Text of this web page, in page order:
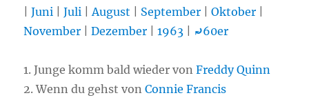
|Juni |Juli |August September |Oktober
November |Dezember |1963 ⤾60er
1. Junge komm bald wieder vonFreddy Quinn
2. Wenn du gehst vonConnie Francis